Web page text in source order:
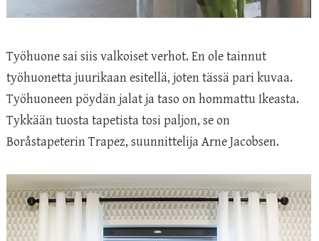
Työhuone sai siis valkoiset verhot. En ole tainnut
työhuonetta juurikaan esitellä, joten tässä pari kuvaa.
Työhuoneen pöydän jalat ja taso on hommattu Ikeasta.
Tykkään tuosta tapetista tosi paljon, se on
Boråstapeterin Trapez, suunnittelija Arne Jacobsen.